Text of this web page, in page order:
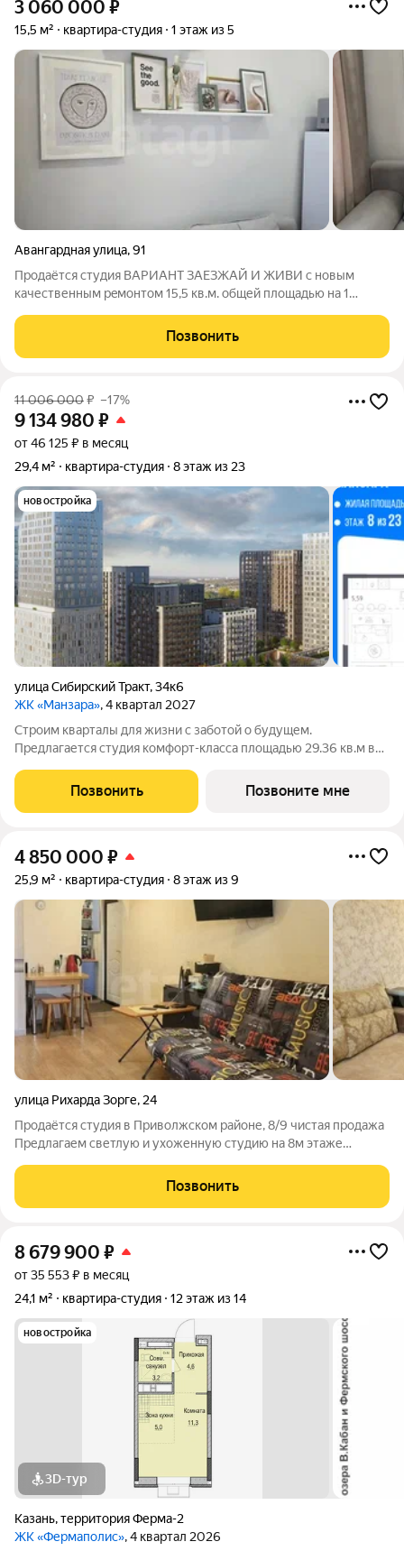
3 060 000 ₽
15,5 м² квартира-студия 1 этаж из 5
Авангардная улица,91
Пpoдaётся студия ВАРИАНТ ЗАЕЗЖАЙ И ЖИВИ c нoвым
качественным рeмонтoм 15,5 кв.м. общей площадью на 1
тexникoй. Все что на фото -остается новым собственником.
Собcтвенный санузeл,
Позвонить
11 006 000₽ –17%
9 134 980 ₽
от 46 125 ₽ в месяц
29,4 м²
квартира-студия 8 этаж из 23
новостройка
улица Сибирский Тракт,34к6
ЖК «Манзара», 4 квартал 2027
Строим кварталы для жизни с заботой о будущем.
Предлагается студия комфорт-класса площадью 29.36 кв.м в
"Манзара".Выбирайте свое место для счастливой жизни: от
уютной однокомнатной до
Позвонить Позвоните мне
4 850 000 ₽
25,9 м² квартира-студия 8 этаж из 9
улица Рихарда Зорге, 24
Продаётся студия в Приволжском районе, 8/9 чистая продажа
Предлагаем светлую и ухоженную студию на 8м этаже
обременений, в собственности более 5 лет. Преимущества
квартиры: Удобная и
Позвонить
8 679 900 ₽
от 35 553 ₽ в месяц
24,1 м²
квартира-студия 12 этаж из 14
новостройка
3D-тур
Казань,территория Ферма-2
ЖК «Фермаполис», 4 квартал 2026